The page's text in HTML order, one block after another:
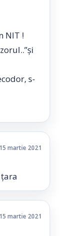
NIT !
s-
15 martie 2021
15 martie 2021